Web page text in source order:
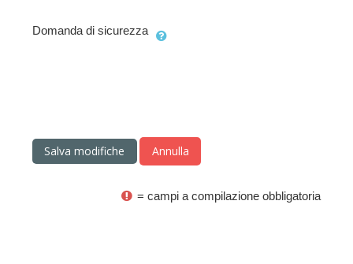
Domanda di sicurezza
= campi a compilazione obbligatoria